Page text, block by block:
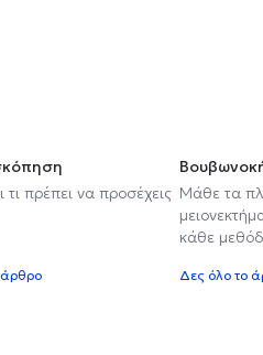
τι πρέπει να προσέχεις Μάθε τα
κάθε
Δες όλο το